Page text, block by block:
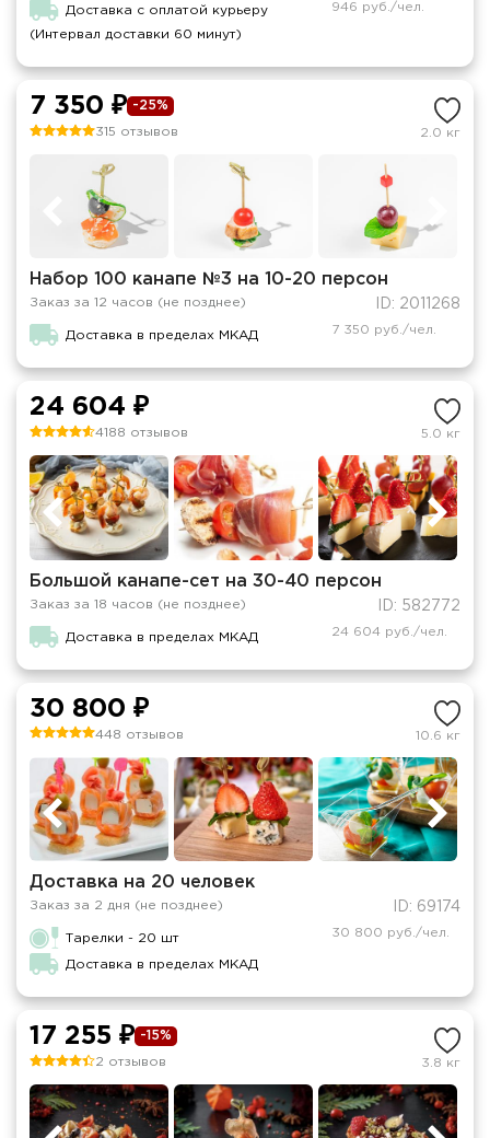
Доставка с оплатой курьеру
(Интервал доставки 60 минут)
946 руб./чел.
7 350 ₽ -25%
315 отзывов 2.0 кг
Набор 100 канапе №3 на 10-20 персон
Заказ за 12 часов (не позднее) ID: 2011268
Доставка в пределах МКАД 7 350 руб./чел.
24 604 ₽
4188 отзывов 5.0 кг
Большой канапе-сет на 30-40 персон
Заказ за 18 часов (не позднее) ID: 582772
Доставка в пределах МКАД 24 604 руб./чел.
30 800 ₽
448 отзывов 10.6 кг
Доставка на 20 человек
Заказ за 2 дня (не позднее) ID: 69174
Тарелки - 20 шт
Доставка в пределах МКАД
30 800 руб./чел.
17 255 ₽ -15%
2 отзывов 3.8 кг